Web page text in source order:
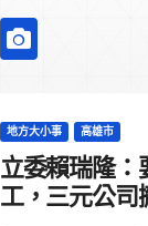
地方大小事 高雄市
立委賴瑞隆：
工，三元公司